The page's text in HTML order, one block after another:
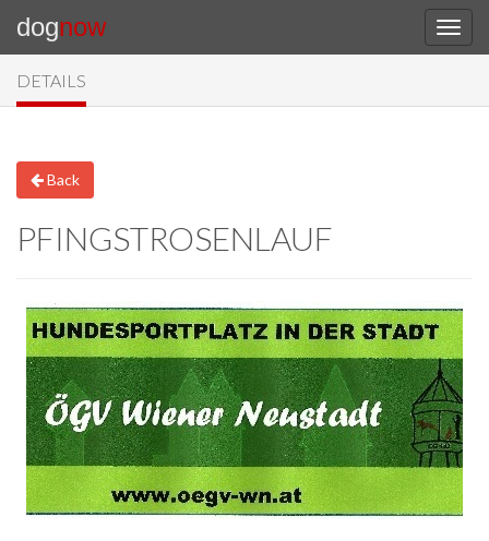
dognow
DETAILS
Back
PFINGSTROSENLAUF